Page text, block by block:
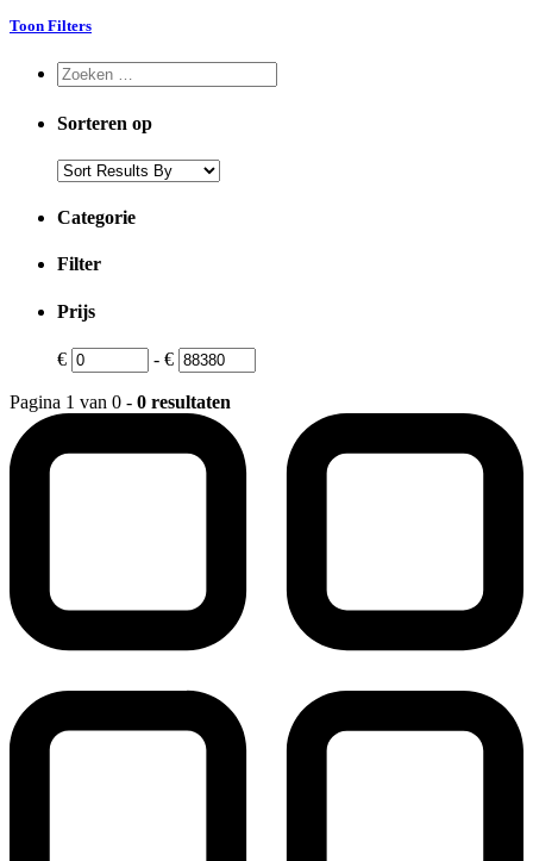
Toon Filters
Sorteren op
Categorie
Filter
Prijs
€ - €
Pagina 1 van 0 - 0 resultaten